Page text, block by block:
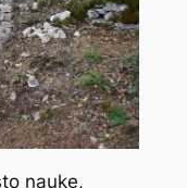
nauke,